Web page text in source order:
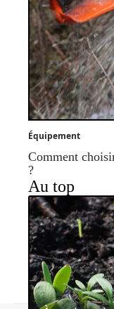
Équipement
Comment
?
Au top